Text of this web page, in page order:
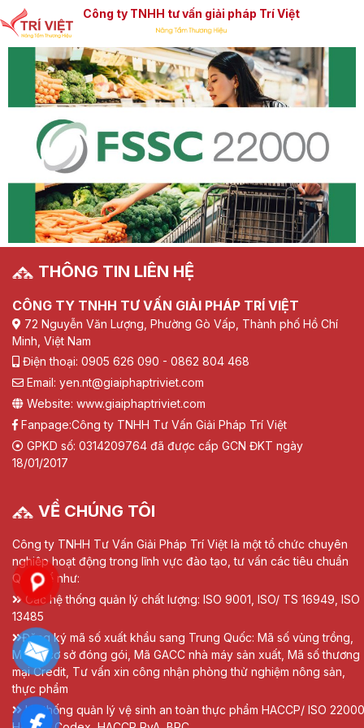
Công ty TNHH tư vấn giải pháp Trí Việt
THÔNG TIN LIÊN HỆ
CÔNG TY TNHH TƯ VẤN GIẢI PHÁP TRÍ VIỆT
72 Nguyễn Văn Lượng, Phường Gò Vấp, Thành phố Hồ Chí
Minh, Việt Nam
Điện thoại: 0905 626 090 - 0862 804 468
Email: yen.nt@giaiphaptriviet.com
Website: www.giaiphaptriviet.com
Fanpage:Công ty TNHH Tư Vấn Giải Pháp Trí Việt
GPKD số: 0314209764 đã được cấp GCN ĐKT ngày
18/01/2017
VỀ CHÚNG TÔI
Công ty TNHH Tư Vấn Giải Pháp Trí Việt là một tổ chức chuyên
nghiệp hoạt động trong lĩnh vực đào tạo, tư vấn các tiêu chuẩn
Quốc tế như:
Các hệ thống quản lý chất lượng: ISO 9001, ISO/ TS 16949, ISO
13485
Đăng ký mã số xuất khẩu sang Trung Quốc: Mã số vùng trồng,
Mã số cơ sở đóng gói, Mã GACC nhà máy sản xuất, Mã số thương
mại Credit, Tư vấn xin công nhận phòng thử nghiệm nông sản,
thực phẩm
Hệ thống quản lý vệ sinh an toàn thực phẩm HACCP/ ISO